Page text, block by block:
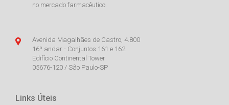
no mercado farmacêutico.
Avenida Magalhães de Castro, 4.800
16º andar - Conjuntos 161 e 162
Edifício Continental Tower
05676-120 / São Paulo-SP
Links Úteis